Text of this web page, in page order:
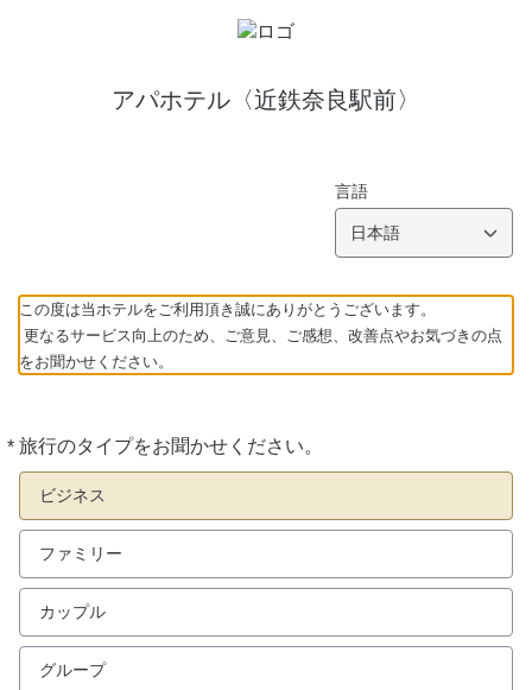
アパホテル〈近鉄奈良駅前〉
言語
日本語
この度は当ホテルをご利用頂き誠にありがとうございます。
更なるサービス向上のため、ご意見、ご感想、改善点やお気づきの点
をお聞かせください。
* 旅行のタイプをお聞かせください。
必
須
ビジネス
ファミリー
カップル
グループ